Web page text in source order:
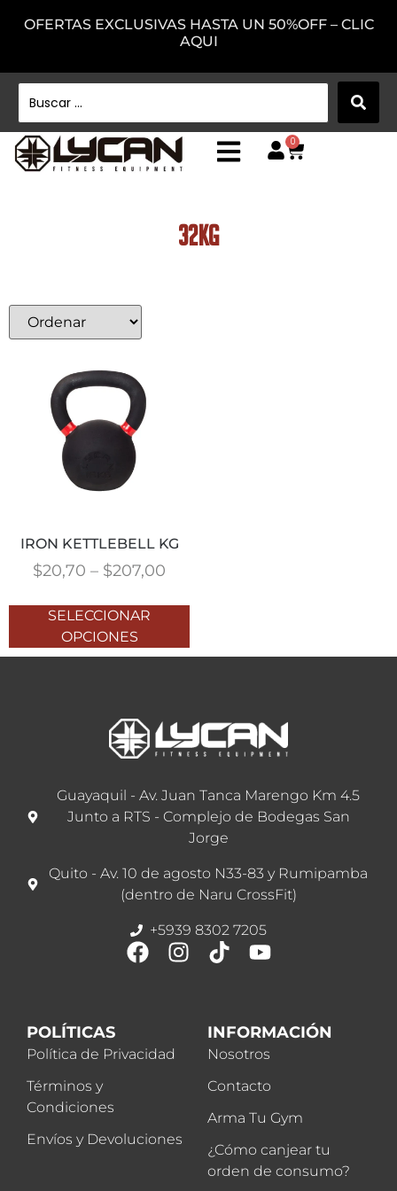
OFERTAS EXCLUSIVAS HASTA UN 50%OFF – CLIC
AQUI
0
32Kg
IRON KETTLEBELL KG
$20,70 – $207,00
SELECCIONAR
OPCIONES
Guayaquil - Av. Juan Tanca Marengo Km 4.5
Junto a RTS - Complejo de Bodegas San
Jorge
Quito - Av. 10 de agosto N33-83 y Rumipamba
(dentro de Naru CrossFit)
+5939 8302 7205
POLÍTICAS
Política de Privacidad
Términos y
Condiciones
Envíos y Devoluciones
INFORMACIÓN
Nosotros
Contacto
Arma Tu Gym
¿Cómo canjear tu
orden de consumo?